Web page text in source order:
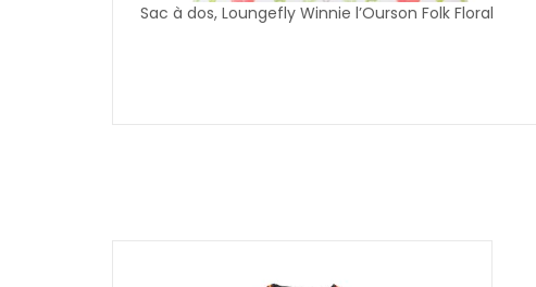
Sac à dos, Loungefly Winnie l’Ourson Folk Floral